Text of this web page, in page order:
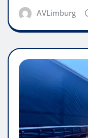
AVLimburg